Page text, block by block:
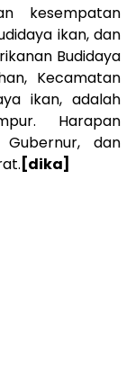
kesempatan
ikan, dan
Budidaya
Kecamatan
ikan, adalah
Harapan
dan
[dika]